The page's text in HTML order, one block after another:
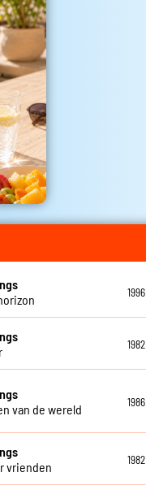
1996
1982
van de wereld
1986
vrienden
1982